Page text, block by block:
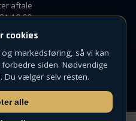
aftale
10 00
Witterseh
cookies
markedsføring, så vi kan
siden. Nødvendige
Du vælger selv resten.
alle